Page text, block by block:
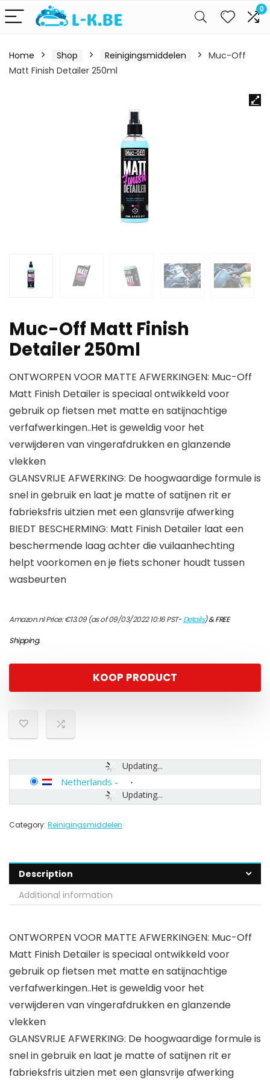
0
Home Shop Reinigingsmiddelen
Muc-Off
Matt Finish Detailer 250ml
Muc-Off Matt Finish
Detailer 250ml
ONTWORPEN VOOR MATTE AFWERKINGEN: Muc-Off
Matt Finish Detailer is speciaal ontwikkeld voor
gebruik op fietsen met matte en satijnachtige
verfafwerkingen..Het is geweldig voor het
verwijderen van vingerafdrukken en glanzende
vlekken
GLANSVRIJE AFWERKING: De hoogwaardige formule is
snel in gebruik en laat je matte of satijnen rit er
fabrieksfris uitzien met een glansvrije afwerking
BIEDT BESCHERMING: Matt Finish Detailer laat een
beschermende laag achter die vuilaanhechting
helpt voorkomen en je fiets schoner houdt tussen
wasbeurten
Amazon.nl Price:€13.09(as of 09/03/2022 10:16 PST-Details)&FREE
Shipping.
KOOP PRODUCT
Updating...
Updating...
Netherlands -
Category: Reinigingsmiddelen
Description
Additional information
ONTWORPEN VOOR MATTE AFWERKINGEN: Muc-Off
Matt Finish Detailer is speciaal ontwikkeld voor
gebruik op fietsen met matte en satijnachtige
verfafwerkingen..Het is geweldig voor het
verwijderen van vingerafdrukken en glanzende
vlekken
GLANSVRIJE AFWERKING: De hoogwaardige formule is
snel in gebruik en laat je matte of satijnen rit er
fabrieksfris uitzien met een glansvrije afwerking